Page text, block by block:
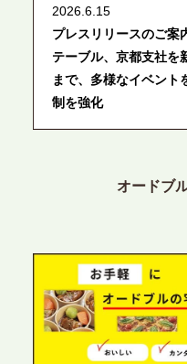
2026.6.15
プレスリリースのご案
テーブル、京都支社を
まで、多様なイベント
制を強化
プレスリリースのご案
目の展開で、拡大する
2026.6.4
プレスリリースのご案
の離職防止に。オフ
オードブ